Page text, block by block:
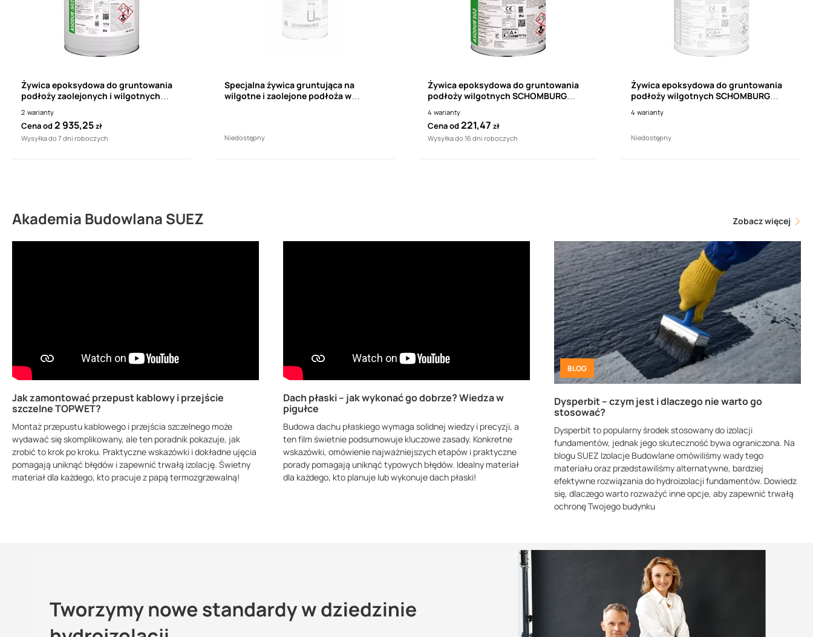
Żywica epoksydowa do gruntowania
podłoży zaolejonych i wilgotnych
(INDUFLOOR-IB 1240)
2 warianty
Cena od2 935,25zł
Wysyłka do 7 dni roboczych
Specjalna żywica gruntująca na
wilgotne i zaolejone podłoża w
Niedostępny
Żywica epoksydowa do gruntowania
podłoży wilgotnych SCHOMBURG
4 warianty
Cena od221,47 zł
Wysyłka do 16 dni roboczych
Żywica epoksydowa do gruntowania
podłoży wilgotnych SCHOMBURG
4 warianty
Niedostępny
Akademia Budowlana SUEZ Zobacz więcej
Jak zamontować przepust kablowy i przejście
szczelne TOPWET?
Montaż przepustu kablowego i przejścia szczelnego może
wydawać się skomplikowany, ale ten poradnik pokazuje, jak
zrobić to krok po kroku. Praktyczne wskazówki i dokładne ujęcia
pomagają uniknąć błędów i zapewnić trwałą izolację. Świetny
materiał dla każdego, kto pracuje z papą termozgrzewalną!
Dach płaski – jak wykonać go dobrze? Wiedza w
pigułce
Budowa dachu płaskiego wymaga solidnej wiedzy i precyzji, a
ten film świetnie podsumowuje kluczowe zasady. Konkretne
wskazówki, omówienie najważniejszych etapów i praktyczne
porady pomagają uniknąć typowych błędów. Idealny materiał
dla każdego, kto planuje lub wykonuje dach płaski!
BLOG
Dysperbit – czym jest i dlaczego nie warto go
stosować?
Dysperbit to popularny środek stosowany do izolacji
fundamentów, jednak jego skuteczność bywa ograniczona. Na
blogu SUEZ Izolacje Budowlane omówiliśmy wady tego
materiału oraz przedstawiliśmy alternatywne, bardziej
efektywne rozwiązania do hydroizolacji fundamentów. Dowiedz
się, dlaczego warto rozważyć inne opcje, aby zapewnić trwałą
ochronę Twojego budynku